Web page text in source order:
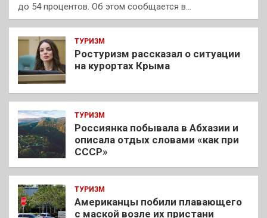
до 54 процентов. Об этом сообщается в…
ТУРИЗМ
Ростуризм рассказал о ситуации
на курортах Крыма
ТУРИЗМ
Россиянка побывала в Абхазии и
описала отдых словами «как при
СССР»
ТУРИЗМ
Американцы побили плавающего
с маской возле их пристани